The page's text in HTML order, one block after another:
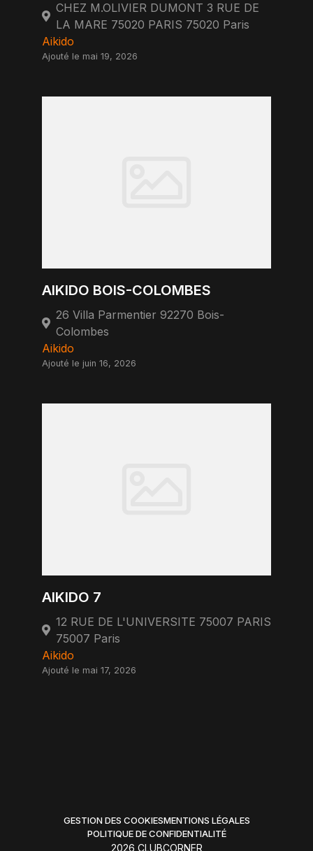
CHEZ M.OLIVIER DUMONT 3 RUE DE
LA MARE 75020 PARIS 75020 Paris
Aikido
Ajouté le mai 19, 2026
AIKIDO BOIS-COLOMBES
26 Villa Parmentier 92270 Bois-
Colombes
Aikido
Ajouté le juin 16, 2026
AIKIDO 7
12 RUE DE L'UNIVERSITE 75007 PARIS
75007 Paris
Aikido
Ajouté le mai 17, 2026
GESTION DES COOKIESMENTIONS LÉGALES
POLITIQUE DE CONFIDENTIALITÉ
2026 CLUBCORNER